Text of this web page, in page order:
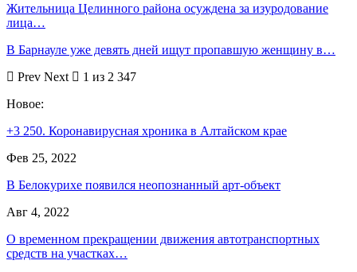
Жительница Целинного района осуждена за изуродование
лица…
В Барнауле уже девять дней ищут пропавшую женщину в…
Prev Next
1 из 2 347
Новое:
+3 250. Коронавирусная хроника в Алтайском крае
Фев 25, 2022
В Белокурихе появился неопознанный арт-объект
Авг 4, 2022
О временном прекращении движения автотранспортных
средств на участках…